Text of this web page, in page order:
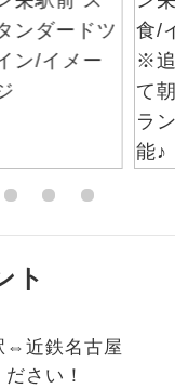
ト
⇔近鉄名古屋
さい！
呂が付いていま
場が付いています。
ていますので、お食
ん。（機内食を除
ができます。